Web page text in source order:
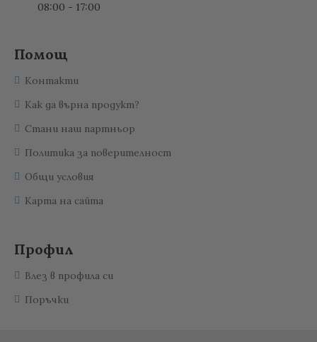
08:00 - 17:00
Помощ
Контакти
Как да върна продукт?
Стани наш партньор
Политика за поверителност
Общи условия
Карта на сайта
Профил
Влез в профила си
Поръчки